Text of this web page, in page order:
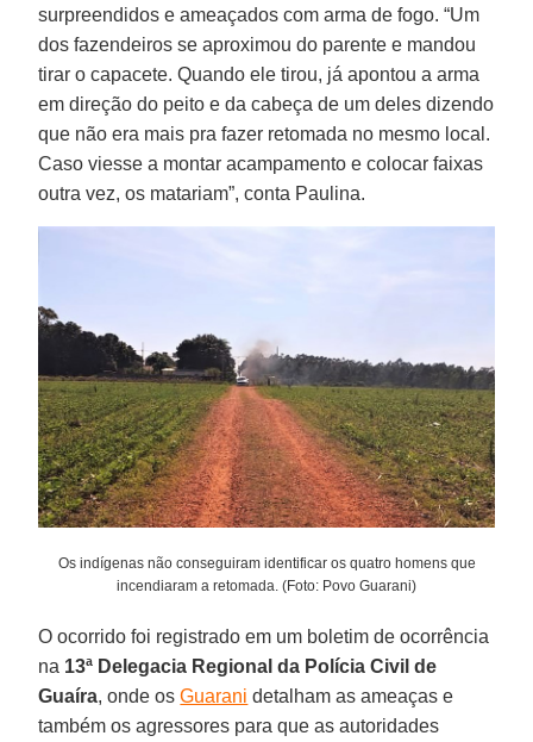
surpreendidos e ameaçados com arma de fogo. “Um
dos fazendeiros se aproximou do parente e mandou
tirar o capacete. Quando ele tirou, já apontou a arma
em direção do peito e da cabeça de um deles dizendo
que não era mais pra fazer retomada no mesmo local.
Caso viesse a montar acampamento e colocar faixas
outra vez, os matariam”, conta Paulina.
Os indígenas não conseguiram identificar os quatro homens que
incendiaram a retomada. (Foto: Povo Guarani)
O ocorrido foi registrado em um boletim de ocorrência
na 13ª Delegacia Regional da Polícia Civil de
Guaíra, onde osGuarani detalham as ameaças e
também os agressores para que as autoridades